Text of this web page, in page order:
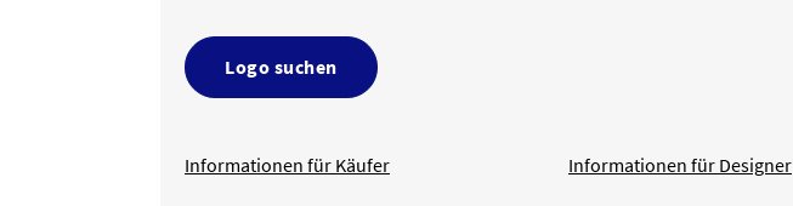
Logo suchen
Informationen für Käufer Informationen für Designer